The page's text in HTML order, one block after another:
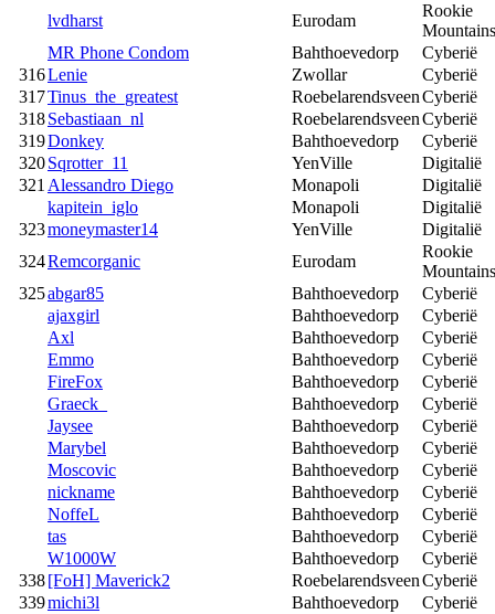
lvdharst
Eurodam
Rookie
Mountains
MR Phone Condom
Bahthoevedorp
Cyberië
316Lenie Zwollar
Cyberië
317Tinus_the_greatest RoebelarendsveenCyberië
318Sebastiaan_nl RoebelarendsveenCyberië
319Donkey Bahthoevedorp
Cyberië
320Sqrotter_11 YenVille
Digitalië
321Alessandro Diego Monapoli
Digitalië
kapitein_iglo
Monapoli
Digitalië
323moneymaster14 YenVille
Digitalië
324Remcorganic Eurodam
Rookie
Mountains
325abgar85 Bahthoevedorp
Cyberië
ajaxgirl
Bahthoevedorp
Cyberië
Axl
Bahthoevedorp
Cyberië
Emmo
Bahthoevedorp
Cyberië
FireFox
Bahthoevedorp
Cyberië
Graeck_
Bahthoevedorp
Cyberië
Jaysee
Bahthoevedorp
Cyberië
Marybel
Bahthoevedorp
Cyberië
Moscovic
Bahthoevedorp
Cyberië
nickname
Bahthoevedorp
Cyberië
NoffeL
Bahthoevedorp
Cyberië
tas
Bahthoevedorp
Cyberië
W1000W
Bahthoevedorp
Cyberië
338 [FoH] Maverick2 RoebelarendsveenCyberië
339michi3l Bahthoevedorp
Cyberië